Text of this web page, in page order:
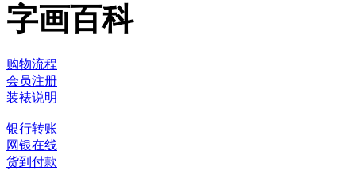
字画百科
购物流程
会员注册
装裱说明
银行转账
网银在线
货到付款